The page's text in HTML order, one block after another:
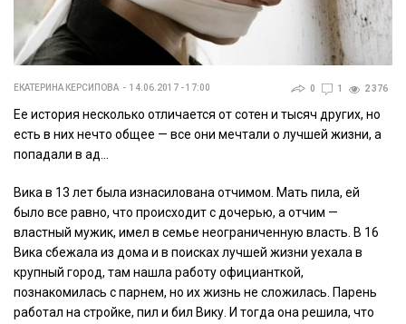
ЕКАТЕРИНА КЕРСИПОВА 14.06.2017 - 17:00 0 1 2 376
Ее история несколько отличается от сотен и тысяч других, но
есть в них нечто общее — все они мечтали о лучшей жизни, а
попадали в ад…
Вика в 13 лет была изнасилована отчимом. Мать пила, ей
было все равно, что происходит с дочерью, а отчим —
властный мужик, имел в семье неограниченную власть. В 16
Вика сбежала из дома и в поисках лучшей жизни уехала в
крупный город, там нашла работу официанткой,
познакомилась с парнем, но их жизнь не сложилась. Парень
работал на стройке, пил и бил Вику. И тогда она решила, что